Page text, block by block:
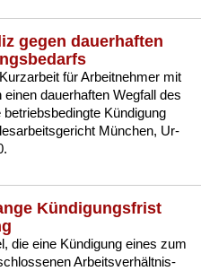
gegen dauerhaften
für Ar­beit­neh­mer mit
dau­er­haf­ten Weg­fall des
Kündi­gung
München, Ur­
.
Kündigungsfrist
die ei­ne Kündi­gung ei­nes zum
Ar­beits­verhält­nis­